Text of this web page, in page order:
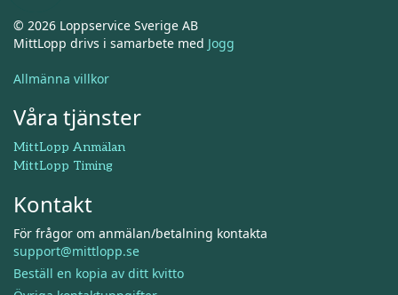
© 2026 Loppservice Sverige AB
MittLopp drivs i samarbete med Jogg
Allmänna villkor
Våra tjänster
MittLopp Anmälan
MittLopp Timing
Kontakt
För frågor om anmälan/betalning kontakta
support@mittlopp.se
Beställ en kopia av ditt kvitto